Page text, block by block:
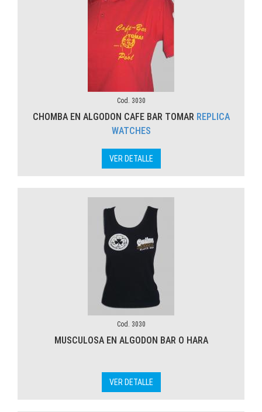
Cod. 3030
CHOMBA EN ALGODON CAFE BAR TOMAR REPLICA
WATCHES
VER DETALLE
Cod. 3030
MUSCULOSA EN ALGODON BAR O HARA
VER DETALLE